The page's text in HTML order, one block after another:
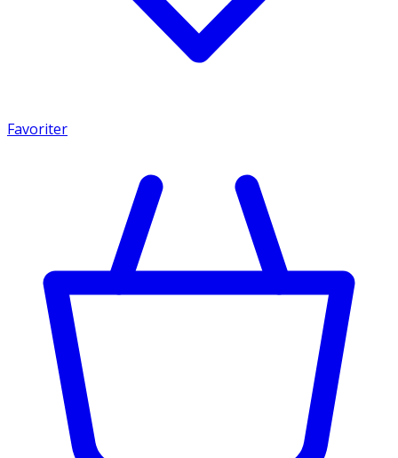
Favoriter